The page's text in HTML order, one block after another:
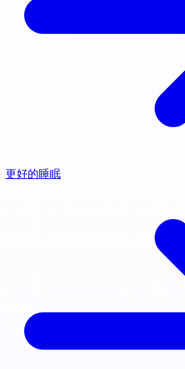
更好的睡眠